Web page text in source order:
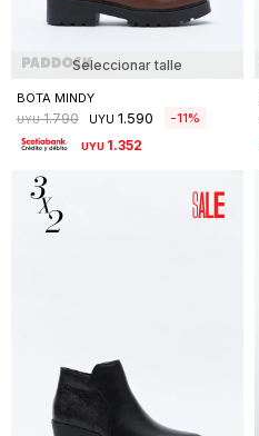
Seleccionar talle
BOTA MINDY
UYU 1.790 UYU 1.590 11
UYU 1.352